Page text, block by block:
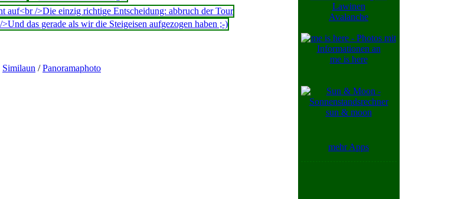
Avalanche
me is here
sun & moon
mehr Apps
Similaun /Panoramaphoto